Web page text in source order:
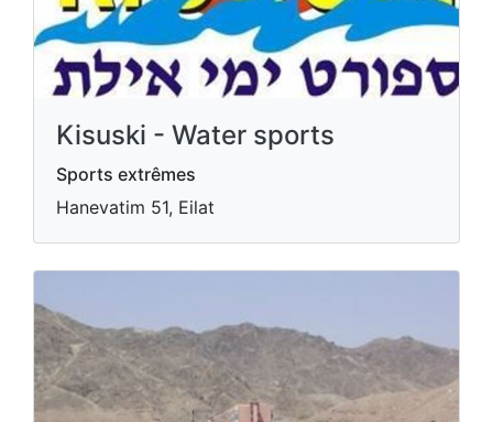
Kisuski - Water sports
Sports extrêmes
Hanevatim 51, Eilat